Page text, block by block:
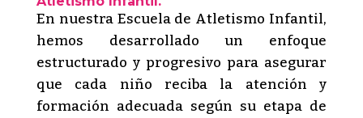
En nuestra Escuela de Atletismo Infantil,
hemos desarrollado un enfoque
estructurado y progresivo para asegurar
que cada niño reciba la atención y
formación adecuada según su etapa de